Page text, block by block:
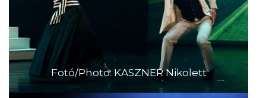
Fotó/Photo: KASZNER Nikolett